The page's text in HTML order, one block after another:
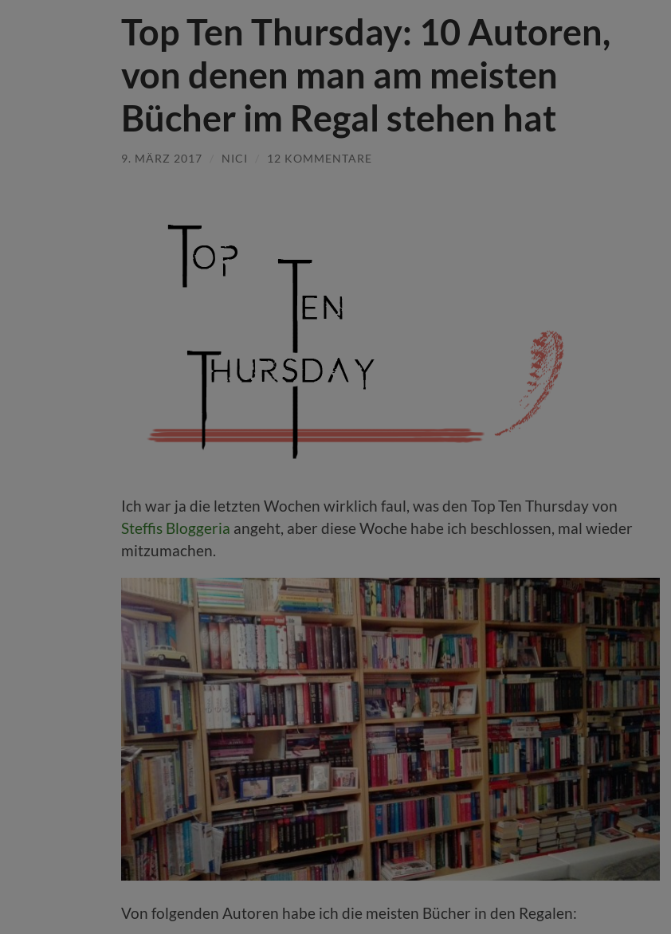
Top Ten Thursday: 10 Autoren,
von denen man am meisten
Bücher im Regal stehen hat
9. MÄRZ 2017 NICI 12 KOMMENTARE
Ich war ja die letzten Wochen wirklich faul, was den Top Ten Thursday von
Steffis Bloggeria angeht, aber diese Woche habe ich beschlossen, mal wieder
mitzumachen.
Von folgenden Autoren habe ich die meisten Bücher in den Regalen: